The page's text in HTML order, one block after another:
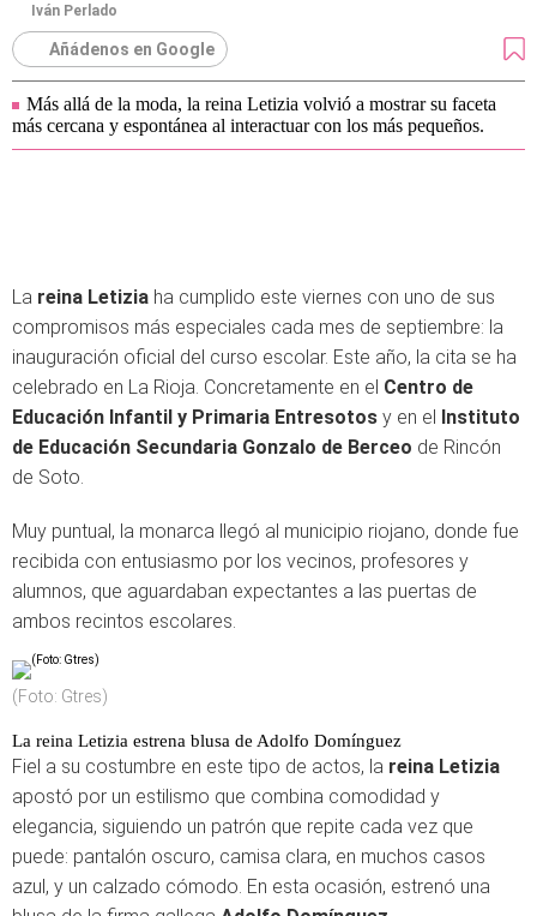
Iván Perlado
Añádenos en Google
Más allá de la moda, la reina Letizia volvió a mostrar su faceta
más cercana y espontánea al interactuar con los más pequeños.
La reina Letizia ha cumplido este viernes con uno de sus
compromisos más especiales cada mes de septiembre: la
inauguración oficial del curso escolar. Este año, la cita se ha
celebrado en La Rioja. Concretamente en el Centro de
Educación Infantil y Primaria Entresotos y en el Instituto
de Educación Secundaria Gonzalo de Berceo de Rincón
de Soto.
Muy puntual, la monarca llegó al municipio riojano, donde fue
recibida con entusiasmo por los vecinos, profesores y
alumnos, que aguardaban expectantes a las puertas de
ambos recintos escolares.
(Foto: Gtres)
La reina Letizia estrena blusa de Adolfo Domínguez
Fiel a su costumbre en este tipo de actos, la reina Letizia
apostó por un estilismo que combina comodidad y
elegancia, siguiendo un patrón que repite cada vez que
puede: pantalón oscuro, camisa clara, en muchos casos
azul, y un calzado cómodo. En esta ocasión, estrenó una